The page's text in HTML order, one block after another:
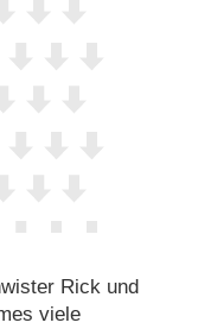
Rick und
viele